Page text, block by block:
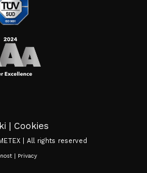
Cookies
| All rights reserved
| Privacy